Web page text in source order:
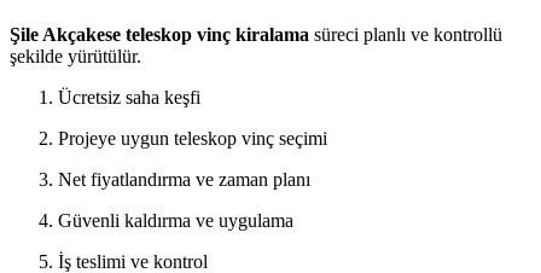
Şile Akçakese teleskop vinç kiralama süreci planlı ve kontrollü
şekilde yürütülür.
Ücretsiz saha keşfi
Projeye uygun teleskop vinç seçimi
Net fiyatlandırma ve zaman planı
Güvenli kaldırma ve uygulama
İş teslimi ve kontrol